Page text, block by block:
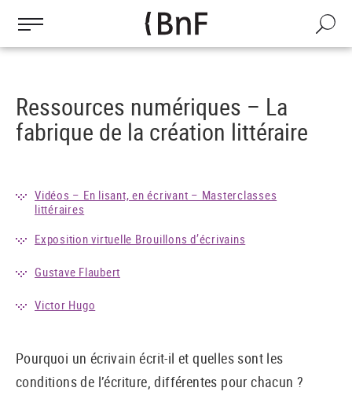
contenu
Recherche
Ressources numériques – La
fabrique de la création littéraire
Vidéos – En lisant, en écrivant – Masterclasses
littéraires
Exposition virtuelle Brouillons d’écrivains
Gustave Flaubert
Victor Hugo
Pourquoi un écrivain écrit-il et quelles sont les
conditions de l’écriture, différentes pour chacun ?